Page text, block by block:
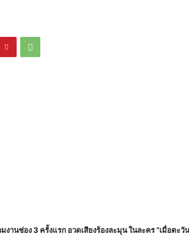
มงานช่อง 3 ครั้งแรก อวดเสียงร้องละมุน ในละคร “เมื่อตะ